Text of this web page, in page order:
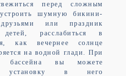
перед сложным
шумную бикини-
или праздник
расслабиться в
как вечернее солнце
на водной глади. При
бассейна вы можете
установку в него